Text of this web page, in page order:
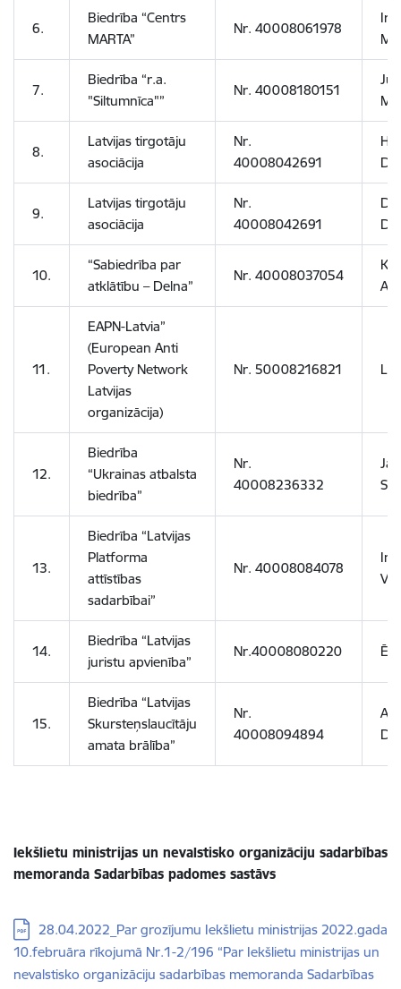
6.
Biedrība “Centrs
MARTA”
Nr. 40008061978
7.
Biedrība “r.a.
"Siltumnīca"”
Nr. 40008180151
8.
Latvijas tirgotāju
asociācija
Nr.
40008042691
9.
Latvijas tirgotāju
asociācija
Nr.
40008042691
10.
“Sabiedrība par
atklātību – Delna”
Nr. 40008037054
11.
EAPN-Latvia”
(European Anti
Poverty Network
Latvijas
organizācija)
Nr. 50008216821
12.
Biedrība
“Ukrainas atbalsta
biedrība”
Nr.
40008236332
13.
Biedrība “Latvijas
Platforma
attīstības
sadarbībai”
Nr. 40008084078
14.
Biedrība “Latvijas
juristu apvienība”
Nr.40008080220
15.
Biedrība “Latvijas
Skursteņslaucītāju
amata brālība”
Nr.
40008094894
Iekšlietu ministrijas un nevalstisko organizāciju sadarbības
memoranda Sadarbības padomes sastāvs
Lejupielādēt:
28.04.2022_Par grozījumu Iekšlietu ministrijas 2022.gada
10.februāra rīkojumā Nr.1-2/196 “Par Iekšlietu ministrijas un
nevalstisko organizāciju sadarbības memoranda Sadarbības